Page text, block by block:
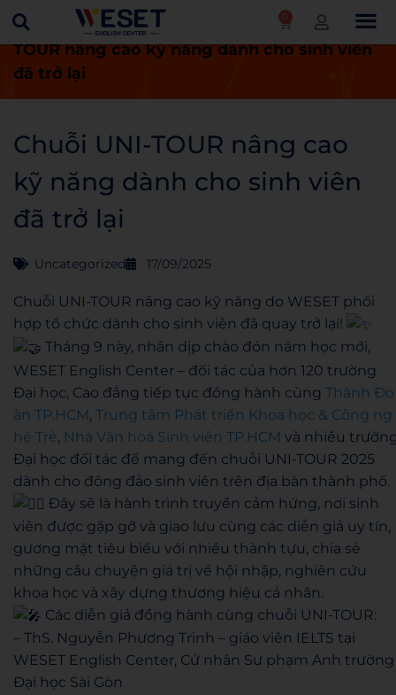
0
Trang chủ Uncategorized
Chuỗi UNI-
TOUR nâng cao kỹ năng dành cho sinh viên
đã trở lại
Chuỗi UNI-TOUR nâng cao
kỹ năng dành cho sinh viên
đã trở lại
Uncategorized 17/09/2025
Chuỗi UNI-TOUR nâng cao kỹ năng do WESET phối
hợp tổ chức dành cho sinh viên đã quay trở lại!
Tháng 9 này, nhân dịp chào đón năm học mới,
WESET English Center – đối tác của hơn 120 trường
Đại học, Cao đẳng tiếp tục đồng hành cùng Thành Đo
àn TP.HCM, Trung tâm Phát triển Khoa học & Công ng
hệ Trẻ, Nhà Văn hoá Sinh viên TP.HCM và nhiều
Đại học đối tác để mang đến chuỗi UNI-TOUR 2025
dành cho đông đảo sinh viên trên địa bàn thành phố.
Đây sẽ là hành trình truyền cảm hứng, nơi sinh
viên được gặp gỡ và giao lưu cùng các diễn giả uy tín,
gương mặt tiêu biểu với nhiều thành tựu, chia sẻ
những câu chuyện giá trị về hội nhập, nghiên cứu
khoa học và xây dựng thương hiệu cá nhân.
Các diễn giả đồng hành cùng chuỗi UNI-TOUR:
– ThS. Nguyễn Phương Trinh – giáo viên IELTS tại
WESET English Center, Cử nhân Sư phạm Anh trường
Đại học Sài Gòn